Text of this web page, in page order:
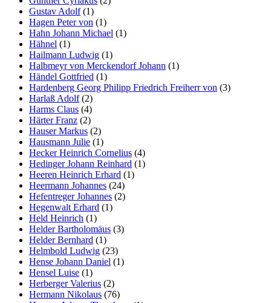
Gustav Adolf(1)
Hagen Peter von (1)
Hahn Johann Michael (1)
Hähnel (1)
Hailmann Ludwig (1)
Halbmeyr von Merckendorf Johann (1)
Händel Gottfried (1)
Hardenberg Georg Philipp Friedrich Freiherr von (3)
Harlaß Adolf(2)
Harms Claus (4)
Härter Franz (2)
Hauser Markus (2)
Hausmann Julie (1)
Hecker Heinrich Cornelius (4)
Hedinger Johann Reinhard (1)
Heeren Heinrich Erhard (1)
Heermann Johannes (24)
Hefentreger Johannes (2)
Hegenwalt Erhard (1)
Held Heinrich (1)
Helder Bartholomäus (3)
Helder Bernhard (1)
Helmbold Ludwig (23)
Hense Johann Daniel (1)
Hensel Luise (1)
Herberger Valerius (2)
Hermann Nikolaus (76)